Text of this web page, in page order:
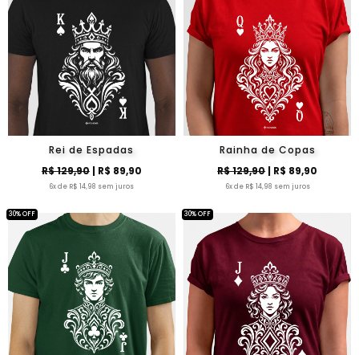
Rei de Espadas
R$ 129,90| R$ 89,90
6x de R$ 14,98 sem juros
Rainha de Copas
R$ 129,90| R$ 89,90
6x de R$ 14,98 sem juros
30% OFF 30% OFF